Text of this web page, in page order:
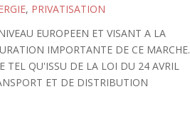
, PRIVATISATION
EUROPEEN ET VISANT A LA
IMPORTANTE DE CE MARCHE.
TEL QU'ISSU DE LA LOI DU 24 AVRIL
ET DE DISTRIBUTION